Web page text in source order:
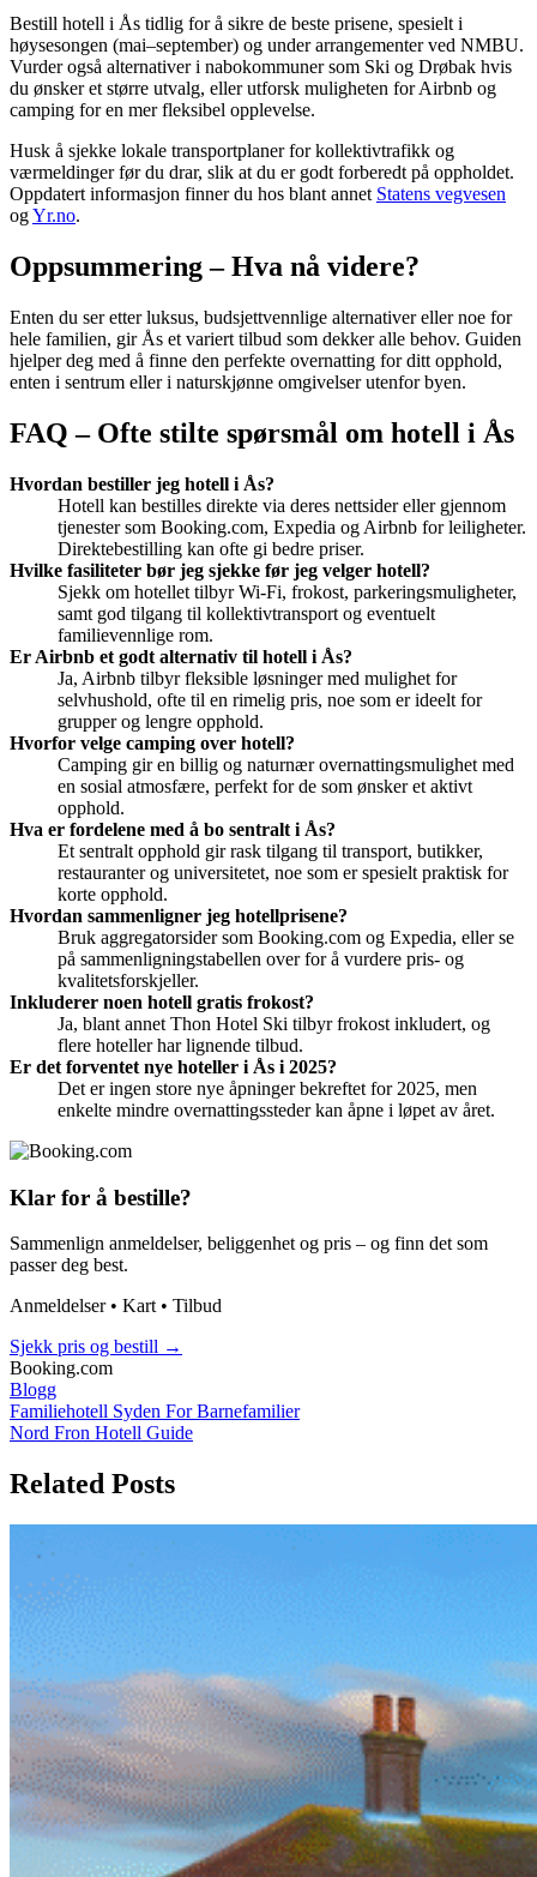
Bestill hotell i Ås tidlig for å sikre de beste prisene, spesielt i
høysesongen (mai–september) og under arrangementer ved NMBU.
Vurder også alternativer i nabokommuner som Ski og Drøbak hvis
du ønsker et større utvalg, eller utforsk muligheten for Airbnb og
camping for en mer fleksibel opplevelse.
Husk å sjekke lokale transportplaner for kollektivtrafikk og
værmeldinger før du drar, slik at du er godt forberedt på oppholdet.
Oppdatert informasjon finner du hos blant annet Statens vegvesen
ogYr.no.
Oppsummering – Hva nå videre?
Enten du ser etter luksus, budsjettvennlige alternativer eller noe for
hele familien, gir Ås et variert tilbud som dekker alle behov. Guiden
hjelper deg med å finne den perfekte overnatting for ditt opphold,
enten i sentrum eller i naturskjønne omgivelser utenfor byen.
FAQ – Ofte stilte spørsmål om hotell i Ås
Hvordan bestiller jeg hotell i Ås?
Hotell kan bestilles direkte via deres nettsider eller gjennom
tjenester som Booking.com, Expedia og Airbnb for leiligheter.
Direktebestilling kan ofte gi bedre priser.
Hvilke fasiliteter bør jeg sjekke før jeg velger hotell?
Sjekk om hotellet tilbyr Wi-Fi, frokost, parkeringsmuligheter,
samt god tilgang til kollektivtransport og eventuelt
familievennlige rom.
Er Airbnb et godt alternativ til hotell i Ås?
Ja, Airbnb tilbyr fleksible løsninger med mulighet for
selvhushold, ofte til en rimelig pris, noe som er ideelt for
grupper og lengre opphold.
Hvorfor velge camping over hotell?
Camping gir en billig og naturnær overnattingsmulighet med
en sosial atmosfære, perfekt for de som ønsker et aktivt
opphold.
Hva er fordelene med å bo sentralt i Ås?
Et sentralt opphold gir rask tilgang til transport, butikker,
restauranter og universitetet, noe som er spesielt praktisk for
korte opphold.
Hvordan sammenligner jeg hotellprisene?
Bruk aggregatorsider som Booking.com og Expedia, eller se
på sammenligningstabellen over for å vurdere pris- og
kvalitetsforskjeller.
Inkluderer noen hotell gratis frokost?
Ja, blant annet Thon Hotel Ski tilbyr frokost inkludert, og
flere hoteller har lignende tilbud.
Er det forventet nye hoteller i Ås i 2025?
Det er ingen store nye åpninger bekreftet for 2025, men
enkelte mindre overnattingssteder kan åpne i løpet av året.
Klar for å bestille?
Sammenlign anmeldelser, beliggenhet og pris – og finn det som
passer deg best.
Anmeldelser • Kart • Tilbud
Sjekk pris og bestill →
Booking.com
Blogg
Post
navigation
Familiehotell Syden For Barnefamilier
Nord Fron Hotell Guide
Related Posts